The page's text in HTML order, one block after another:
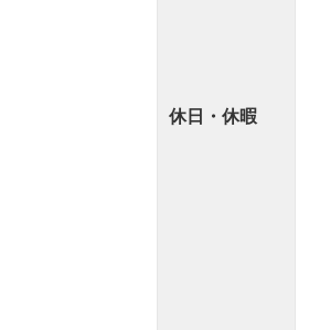
休日・休暇